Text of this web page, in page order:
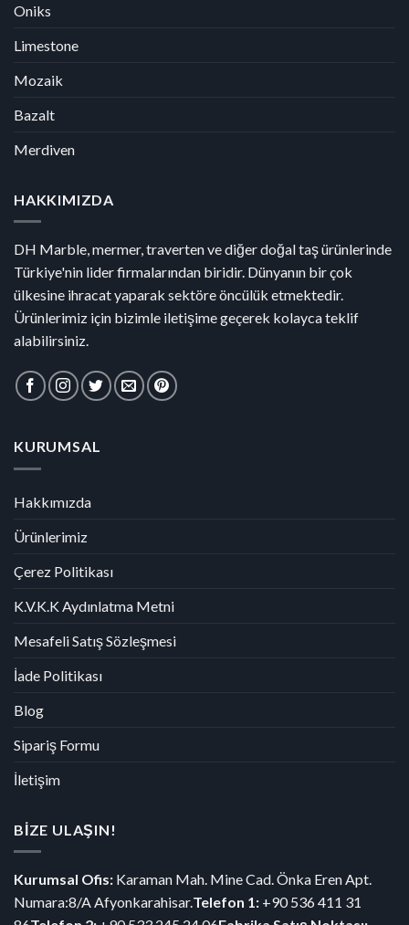
Oniks
Limestone
Mozaik
Bazalt
Merdiven
HAKKIMIZDA
DH Marble, mermer, traverten ve diğer doğal taş ürünlerinde
Türkiye'nin lider firmalarından biridir. Dünyanın bir çok
ülkesine ihracat yaparak sektöre öncülük etmektedir.
Ürünlerimiz için bizimle iletişime geçerek kolayca teklif
alabilirsiniz.
KURUMSAL
Hakkımızda
Ürünlerimiz
Çerez Politikası
K.V.K.K Aydınlatma Metni
Mesafeli Satış Sözleşmesi
İade Politikası
Blog
Sipariş Formu
İletişim
BİZE ULAŞIN!
Kurumsal Ofis: Karaman Mah. Mine Cad. Önka Eren Apt.
Numara:8/A Afyonkarahisar.Telefon 1: +90 536 411 31